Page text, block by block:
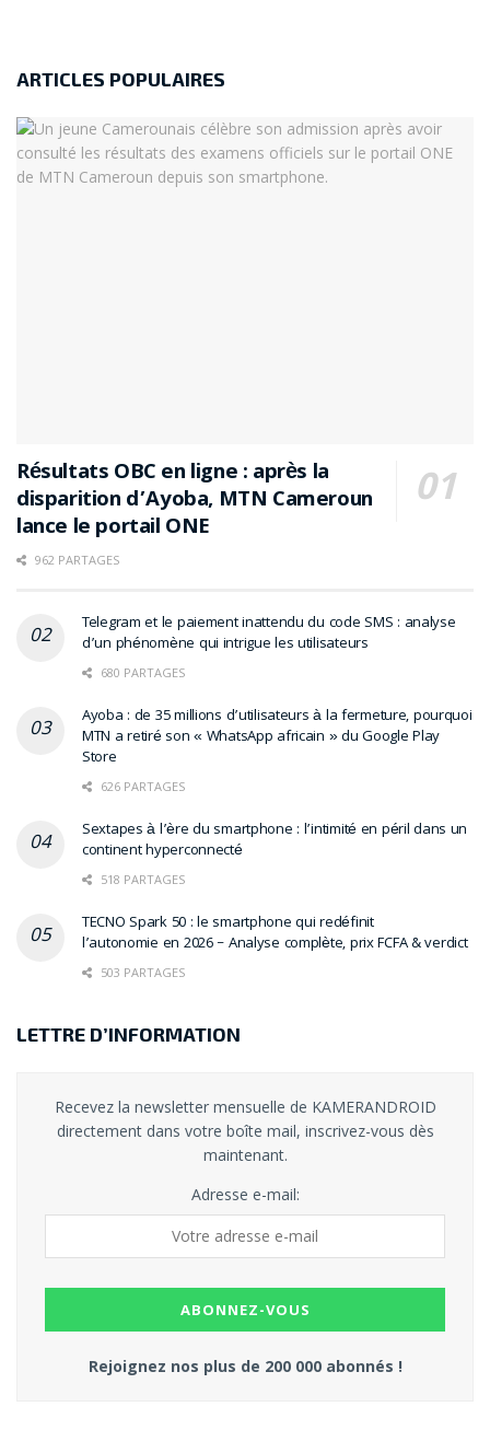
ARTICLES POPULAIRES
Résultats OBC en ligne : après la
disparition d’Ayoba, MTN Cameroun
lance le portail ONE
962 PARTAGES
Telegram et le paiement inattendu du code SMS : analyse
d’un phénomène qui intrigue les utilisateurs
680 PARTAGES
Ayoba : de 35 millions d’utilisateurs à la fermeture, pourquoi
MTN a retiré son « WhatsApp africain » du Google Play
Store
626 PARTAGES
Sextapes à l’ère du smartphone : l’intimité en péril dans un
continent hyperconnecté
518 PARTAGES
TECNO Spark 50 : le smartphone qui redéfinit
l’autonomie en 2026 – Analyse complète, prix FCFA & verdict
503 PARTAGES
LETTRE D’INFORMATION
Recevez la newsletter mensuelle de KAMERANDROID
directement dans votre boîte mail, inscrivez-vous dès
maintenant.
Adresse e-mail:
Rejoignez nos plus de 200 000 abonnés !